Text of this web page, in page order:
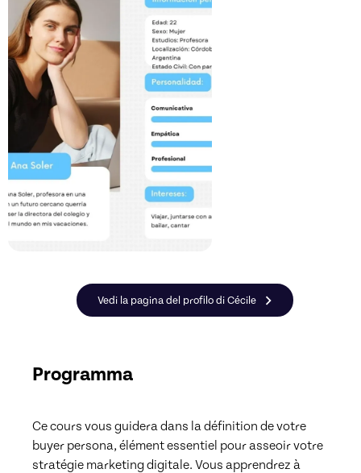
Vedi la pagina del profilo di Cécile
Programma
Ce cours vous guidera dans la définition de votre
buyer persona, élément essentiel pour asseoir votre
stratégie marketing digitale. Vous apprendrez à